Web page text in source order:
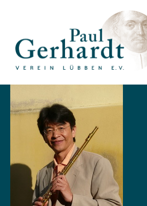
Paul-Gerhardt-Verein Lübben e.V.